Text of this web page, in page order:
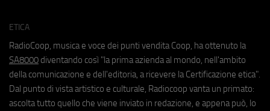
ETICA
RadioCoop, musica e voce dei punti vendita Coop, ha ottenuto la
SA8000 diventando così "la prima azienda al mondo, nell'ambito
della comunicazione e dell'editoria, a ricevere la Certificazione etica".
Dal punto di vista artistico e culturale, Radiocoop vanta un primato:
ascolta tutto quello che viene inviato in redazione, e appena può, lo